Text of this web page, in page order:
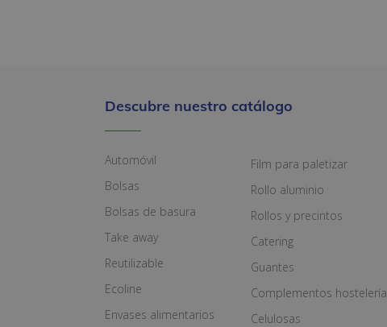
Descubre nuestro catálogo
Automóvil
Bolsas
Bolsas de basura
Take away
Reutilizable
Ecoline
Envases alimentarios
Film para paletizar
Rollo aluminio
Rollos y precintos
Catering
Guantes
Complementos hostelería
Celulosas